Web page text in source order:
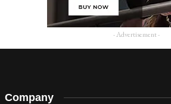
- Advertisement -
Company